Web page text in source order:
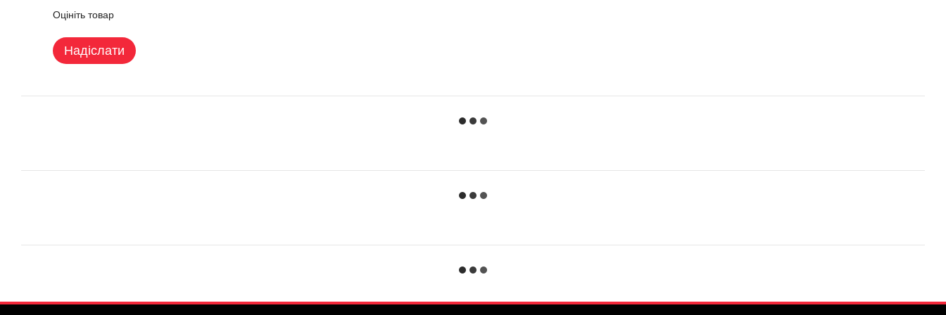
Оцініть товар
Надіслати